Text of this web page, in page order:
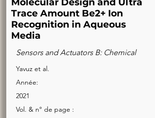
Trace Amount Be2+ Ion
Recognition in Aqueous
Media
Sensors and Actuators B: Chemical
Yavuz et al.
Année:
2021
Vol. & n° de page :